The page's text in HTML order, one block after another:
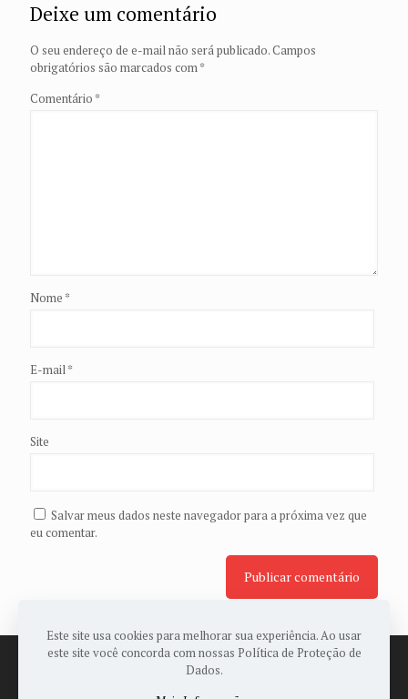
Deixe um comentário
O seu endereço de e-mail não será publicado.Campos
obrigatórios são marcados com*
Comentário *
Nome *
E-mail*
Site
Salvar meus dados neste navegador para a próxima vez que
eu comentar.
Este site usa cookies para melhorar sua experiência. Ao usar
este site você concorda com nossas Política de Proteção de
Dados.